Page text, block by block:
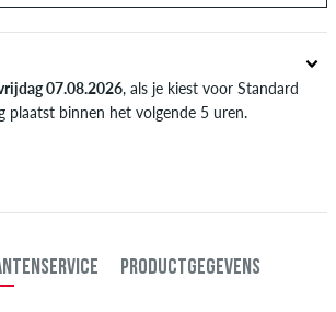
07.08.2026, als je kiest voor Standard
plaatst binnen het volgende 5 uren.
PRODUCTGEGEVENS